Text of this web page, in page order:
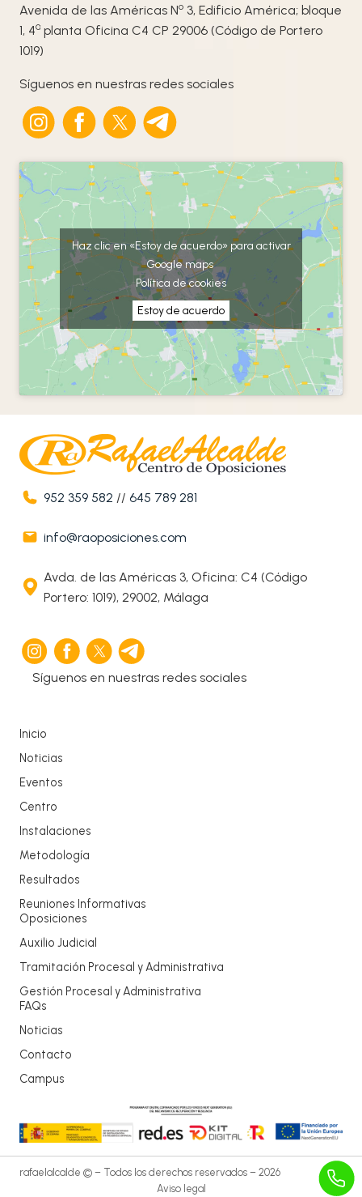
Avenida de las Américas No 3, Edificio América; bloque
1, 4ª planta Oficina C4 CP 29006 (Código de Portero
1019)
Síguenos en nuestras redes sociales
Haz clic en «Estoy de acuerdo» para activar
Google maps
Política de cookies
Estoy de acuerdo
952 359 582 //645 789 281
info@raoposiciones.com
Avda. de las Américas 3, Oficina: C4 (Código
Portero: 1019), 29002, Málaga
Síguenos en nuestras redes sociales
Inicio
Noticias
Eventos
Centro
Instalaciones
Metodología
Resultados
Reuniones Informativas
Oposiciones
Auxilio Judicial
Tramitación Procesal y Administrativa
Gestión Procesal y Administrativa
FAQs
Noticias
Contacto
Campus
rafaelalcalde © – Todos los derechos reservados – 2026
Aviso legal